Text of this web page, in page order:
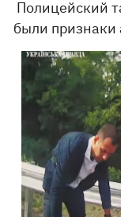
Полицейский
были признаки